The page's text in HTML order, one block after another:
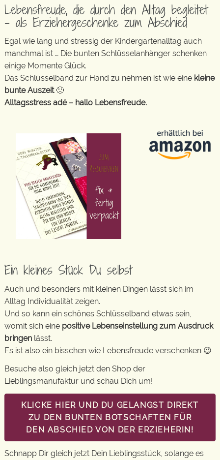
Lebensfreude, die durch den Alltag begleitet
– als Erziehergeschenke zum Abschied
Egal wie lang und stressig der Kindergartenalltag auch
manchmal ist … Die bunten Schlüsselanhänger schenken
einige Momente Glück.
Das Schlüsselband zur Hand zu nehmen ist wie eine kleine
bunte Auszeit🙂
Alltagsstress adé – hallo Lebensfreude.
Ein kleines Stück Du selbst
Auch und besonders mit kleinen Dingen lässt sich im
Alltag Individualität zeigen.
Und so kann ein schönes Schlüsselband etwas sein,
womit sich eine positive Lebenseinstellung zum Ausdruck
bringen lässt.
Es ist also ein bisschen wie Lebensfreude verschenken 😉
Besuche also gleich jetzt den Shop der
Lieblingsmanufaktur und schau Dich um!
KLICKE HIER UND DU GELANGST DIREKT
ZU DEN BUNTEN BOTSCHAFTEN FÜR
DEN ABSCHIED VON DER ERZIEHERIN!
Schnapp Dir gleich jetzt Dein Lieblingsstück, solange es